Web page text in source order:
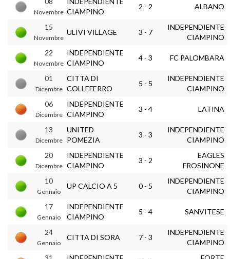
Novembre CIAMPINO
2 - 2 ALBANO
15
Novembre
ULIVI VILLAGE 3 - 7
INDEPENDIENTE
CIAMPINO
22
Novembre
INDEPENDIENTE
CIAMPINO
4 - 3 FC PALOMBARA
01
Dicembre
CITTA DI
COLLEFERRO
5 - 5
INDEPENDIENTE
CIAMPINO
06
Dicembre
INDEPENDIENTE
CIAMPINO
3 - 4 LATINA
13
Dicembre
UNITED
POMEZIA
3 - 3
INDEPENDIENTE
CIAMPINO
20
Dicembre
INDEPENDIENTE
CIAMPINO
3 - 2
EAGLES
FROSINONE
10
Gennaio
UP CALCIO A 5 0 - 5
INDEPENDIENTE
CIAMPINO
17
Gennaio
INDEPENDIENTE
CIAMPINO
5 - 4 SANVITESE
24
Gennaio
CITTA DI SORA 7 - 3
INDEPENDIENTE
CIAMPINO